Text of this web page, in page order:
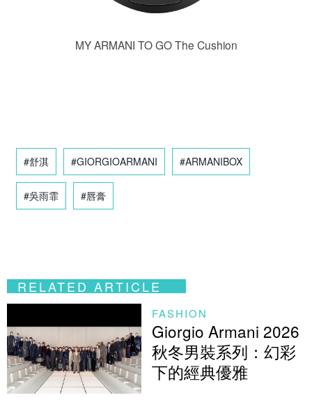
MY ARMANI TO GO The Cushion
#舒淇 #GIORGIOARMANI #ARMANIBOX
#吳雨霏 #唇膏
RELATED ARTICLE
FASHION
Giorgio Armani 2026
秋冬男裝系列：幻彩
下的經典優雅